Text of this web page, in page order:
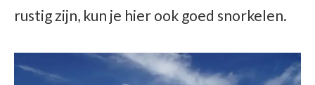
rustig zijn, kun je hier ook goed snorkelen.